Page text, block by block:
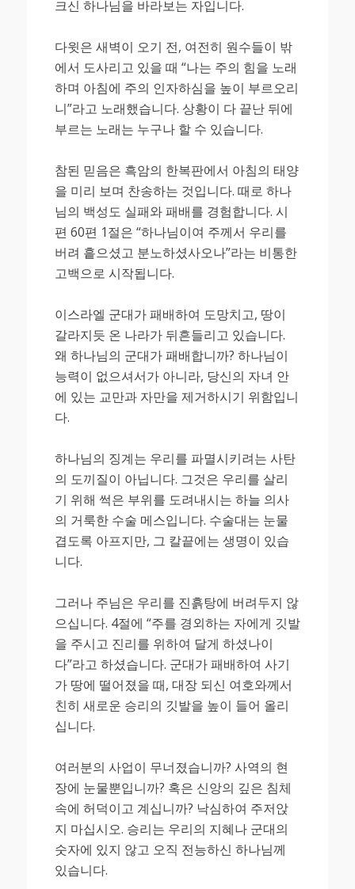
크신 하나님을 바라보는 자입니다.
다윗은 새벽이 오기 전, 여전히 원수들이 밖
에서 도사리고 있을 때 “나는 주의 힘을 노래
하며 아침에 주의 인자하심을 높이 부르오리
니”라고 노래했습니다. 상황이 다 끝난 뒤에
부르는 노래는 누구나 할 수 있습니다.
참된 믿음은 흑암의 한복판에서 아침의 태양
을 미리 보며 찬송하는 것입니다. 때로 하나
님의 백성도 실패와 패배를 경험합니다. 시
편 60편 1절은 “하나님이여 주께서 우리를
버려 흩으셨고 분노하셨사오나”라는 비통한
고백으로 시작됩니다.
이스라엘 군대가 패배하여 도망치고, 땅이
갈라지듯 온 나라가 뒤흔들리고 있습니다.
왜 하나님의 군대가 패배합니까? 하나님이
능력이 없으셔서가 아니라, 당신의 자녀 안
에 있는 교만과 자만을 제거하시기 위함입니
다.
하나님의 징계는 우리를 파멸시키려는 사탄
의 도끼질이 아닙니다. 그것은 우리를 살리
기 위해 썩은 부위를 도려내시는 하늘 의사
의 거룩한 수술 메스입니다. 수술대는 눈물
겹도록 아프지만, 그 칼끝에는 생명이 있습
니다.
그러나 주님은 우리를 진흙탕에 버려두지 않
으십니다. 4절에 “주를 경외하는 자에게 깃발
을 주시고 진리를 위하여 달게 하셨나이
다”라고 하셨습니다. 군대가 패배하여 사기
가 땅에 떨어졌을 때, 대장 되신 여호와께서
친히 새로운 승리의 깃발을 높이 들어 올리
십니다.
여러분의 사업이 무너졌습니까? 사역의 현
장에 눈물뿐입니까? 혹은 신앙의 깊은 침체
속에 허덕이고 계십니까? 낙심하여 주저앉
지 마십시오. 승리는 우리의 지혜나 군대의
숫자에 있지 않고 오직 전능하신 하나님께
있습니다.